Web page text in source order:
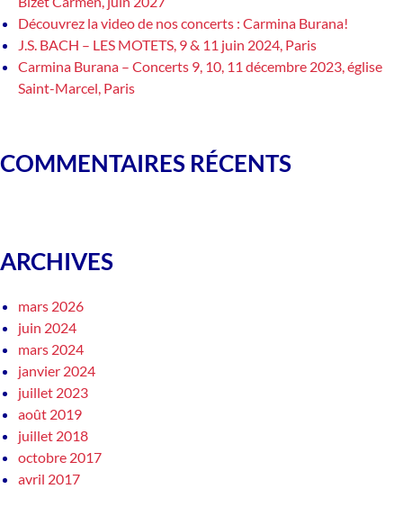
Découvrez la video de nos concerts : Carmina Burana!
J.S. BACH – LES MOTETS, 9 & 11 juin 2024, Paris
Carmina Burana – Concerts 9, 10, 11 décembre 2023, église
Saint-Marcel, Paris
COMMENTAIRES RÉCENTS
ARCHIVES
mars 2026
juin 2024
mars 2024
janvier 2024
juillet 2023
août 2019
juillet 2018
octobre 2017
avril 2017